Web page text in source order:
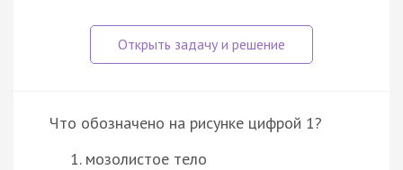
Что обозначено на рисунке цифрой 1?
мозолистое тело